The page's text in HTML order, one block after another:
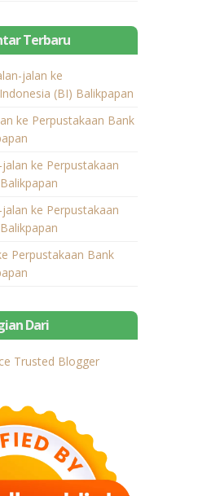
Terbaru
jalan ke
(BI) Balikpapan
ke Perpustakaan Bank
jalan ke Perpustakaan
jalan ke Perpustakaan
Perpustakaan Bank
Dari